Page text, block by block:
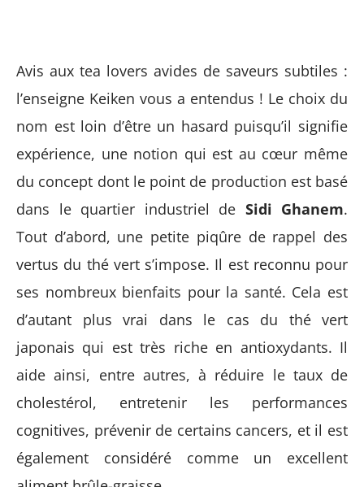
Avis aux tea lovers avides de saveurs subtiles :
l’enseigne Keiken vous a entendus ! Le choix du
nom est loin d’être un hasard puisqu’il signifie
expérience, une notion qui est au cœur même
du concept dont le point de production est basé
dans le quartier industriel de Sidi Ghanem.
Tout d’abord, une petite piqûre de rappel des
vertus du thé vert s’impose. Il est reconnu pour
ses nombreux bienfaits pour la santé. Cela est
d’autant plus vrai dans le cas du thé vert
japonais qui est très riche en antioxydants. Il
aide ainsi, entre autres, à réduire le taux de
cholestérol, entretenir les performances
cognitives, prévenir de certains cancers, et il est
également considéré comme un excellent